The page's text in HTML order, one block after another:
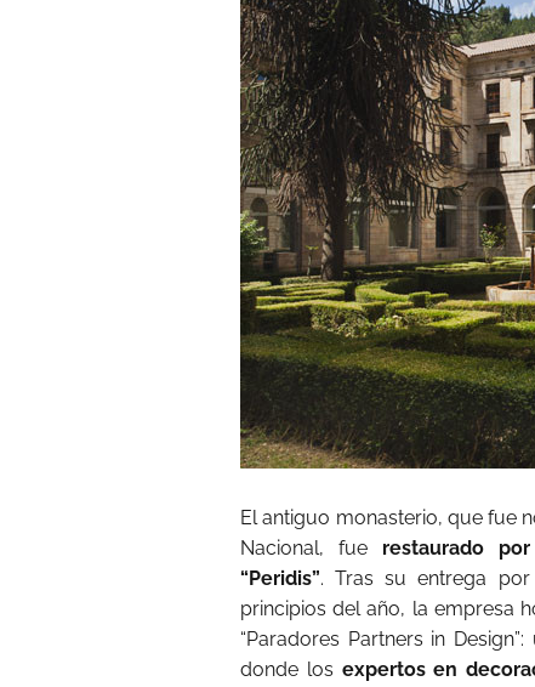
El antiguo monasterio, que fue
Nacional, fue restaurado
“Peridis”. Tras su entrega
principios del año, la empresa
“Paradores Partners in
donde los expertos en